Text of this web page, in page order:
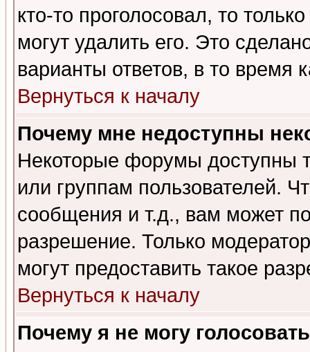
кто-то проголосовал, то
могут удалить его. Это
варианты ответов, в то время
Вернуться к началу
Почему мне недоступны
Некоторые форумы доступны
или группам пользователей.
сообщения и т.д., вам может
разрешение. Только
могут предоставить такое
Вернуться к началу
Почему я не могу